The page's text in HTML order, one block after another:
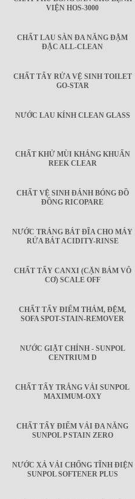
VIỆN HOS-3000
CHẤT LAU SÀN ĐA NĂNG ĐẬM
ĐẶC ALL-CLEAN
CHẤT TẨY RỬA VỆ SINH TOILET
GO-STAR
NƯỚC LAU KÍNH CLEAN GLASS
CHẤT KHỬ MÙI KHÁNG KHUẨN
REEK CLEAR
CHẤT VỆ SINH ĐÁNH BÓNG ĐỒ
ĐỒNG RICOPARE
NƯỚC TRÁNG BÁT ĐĨA CHO MÁY
RỬA BÁT ACIDITY-RINSE
CHẤT TẨY CANXI (CẶN BÁM VÔ
CƠ) SCALE OFF
CHẤT TẨY ĐIỂM THẢM, ĐỆM,
SOFA SPOT-STAIN-REMOVER
NƯỚC GIẶT CHÍNH - SUNPOL
CENTRIUM D
CHẤT TẨY TRẮNG VẢI SUNPOL
MAXIMUM-OXY
CHẤT TẨY ĐIỂM VẢI ĐA NĂNG
SUNPOL P STAIN ZERO
NƯỚC XẢ VẢI CHỐNG TĨNH ĐIỆN
SUNPOL SOFTENER PLUS